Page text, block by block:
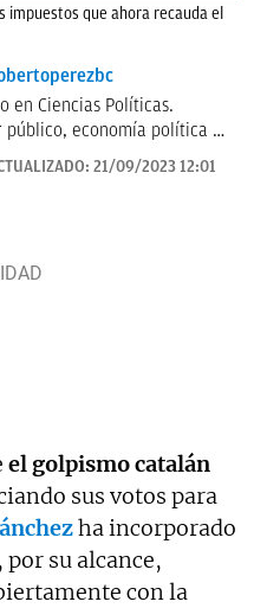
impuestos que ahora recauda el
en Ciencias Políticas.
público, economía política y
político-
para Agencia Efe y Cope,
21/09/2023 12:01
el golpismo catalán
sus votos para
ha incorporado
su alcance,
con la